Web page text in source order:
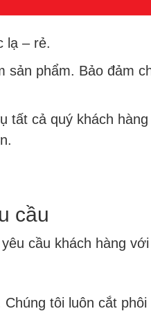
lạ – rẻ.
phẩm. Bảo đảm
tất cả quý khách
cầu
cầu khách hàng
tôi luôn cắt